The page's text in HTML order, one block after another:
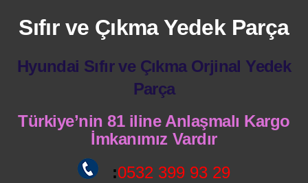
Sıfır ve Çıkma Yedek Parça
Hyundai Sıfır ve Çıkma Orjinal Yedek
Parça
Türkiye’nin 81 iline Anlaşmalı Kargo
İmkanımız Vardır
:0532 399 93 29